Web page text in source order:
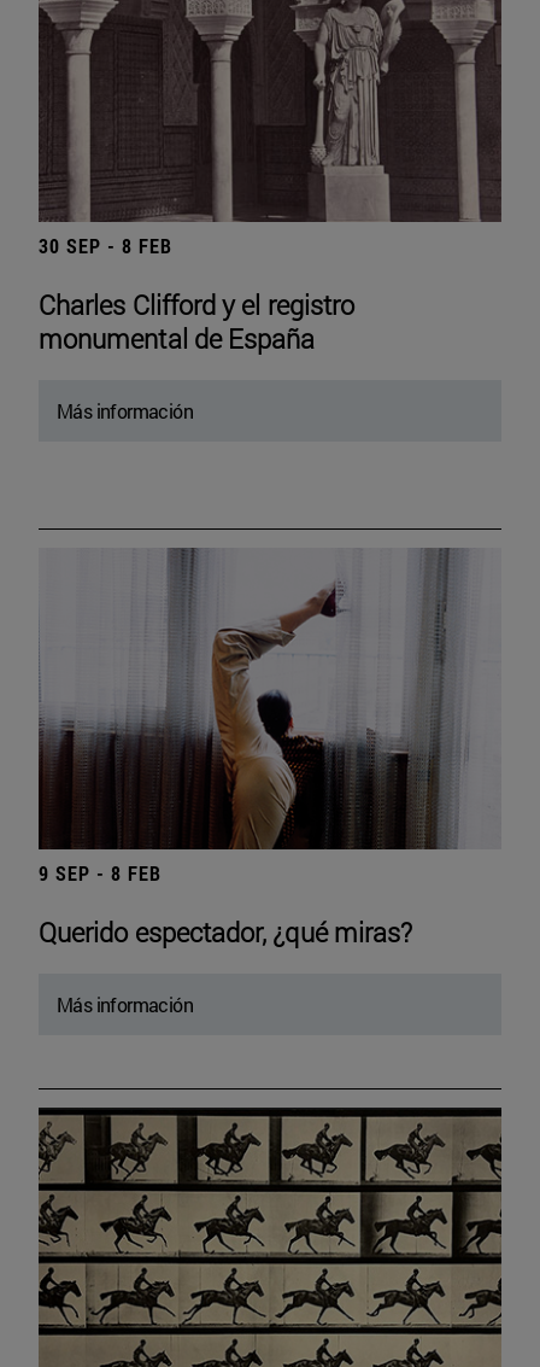
30 SEP - 8 FEB
Charles Clifford y el registro
monumental de España
Más información
9 SEP - 8 FEB
Querido espectador, ¿qué miras?
Más información